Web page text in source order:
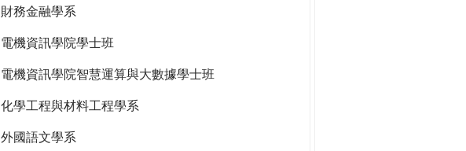
財務金融學系
電機資訊學院學士班
電機資訊學院智慧運算與大數據學士班
化學工程與材料工程學系
外國語文學系